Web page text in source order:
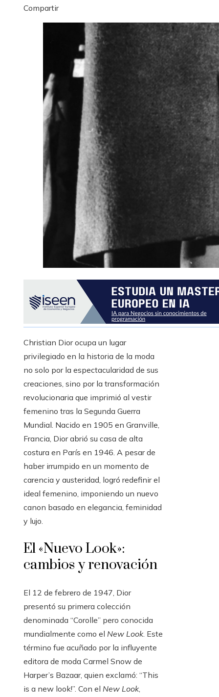
Facebook
Twitter
LinkedIn
Pinterest
Stumbleupon
Email
Compartir
Christian Dior ocupa un lugar
privilegiado en la historia de la moda
no solo por la espectacularidad de sus
creaciones, sino por la transformación
revolucionaria que imprimió al vestir
femenino tras la Segunda Guerra
Mundial. Nacido en 1905 en Granville,
Francia, Dior abrió su casa de alta
costura en París en 1946. A pesar de
haber irrumpido en un momento de
carencia y austeridad, logró redefinir el
ideal femenino, imponiendo un nuevo
canon basado en elegancia, feminidad
y lujo.
El «Nuevo Look»:
cambios y renovación
El 12 de febrero de 1947, Dior
presentó su primera colección
denominada “Corolle” pero conocida
mundialmente como el New Look. Este
término fue acuñado por la influyente
editora de moda Carmel Snow de
Harper’s Bazaar, quien exclamó: “This
is a new look!”. Con el New Look,